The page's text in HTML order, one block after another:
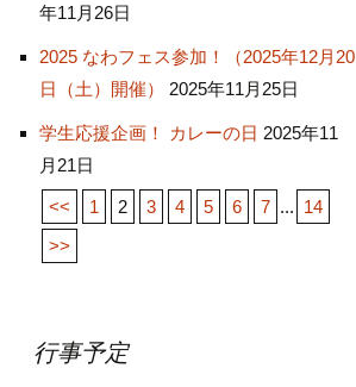
年11月26日
2025 なわフェス参加！（2025年12月20
日（土）開催）
2025年11月25日
学生応援企画！ カレーの日 2025年11
月21日
<< 1 2 3 4 5 6 7 ... 14
>>
行事予定